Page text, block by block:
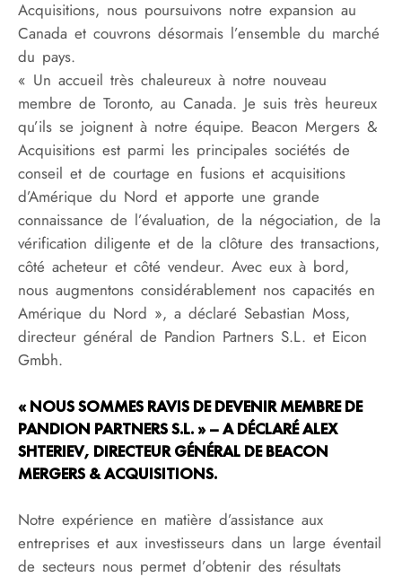
Acquisitions, nous poursuivons notre expansion au
Canada et couvrons désormais l’ensemble du marché
du pays.
« Un accueil très chaleureux à notre nouveau
membre de Toronto, au Canada. Je suis très heureux
qu’ils se joignent à notre équipe. Beacon Mergers &
Acquisitions est parmi les principales sociétés de
conseil et de courtage en fusions et acquisitions
d’Amérique du Nord et apporte une grande
connaissance de l’évaluation, de la négociation, de la
vérification diligente et de la clôture des transactions,
côté acheteur et côté vendeur. Avec eux à bord,
nous augmentons considérablement nos capacités en
Amérique du Nord », a déclaré Sebastian Moss,
directeur général de Pandion Partners S.L. et Eicon
Gmbh.
« NOUS SOMMES RAVIS DE DEVENIR MEMBRE DE
PANDION PARTNERS S.L. » – A DÉCLARÉ ALEX
SHTERIEV, DIRECTEUR GÉNÉRAL DE BEACON
MERGERS & ACQUISITIONS.
Notre expérience en matière d’assistance aux
entreprises et aux investisseurs dans un large éventail
de secteurs nous permet d’obtenir des résultats